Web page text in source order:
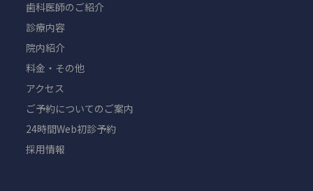
歯科医師のご紹介
診療内容
院内紹介
料金・その他
アクセス
ご予約についてのご案内
24時間Web初診予約
採用情報